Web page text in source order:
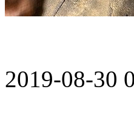
2019-08-30